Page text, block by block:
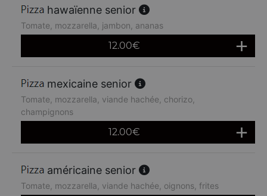
hawaïenne senior
Tomate, mozzarella, jambon, ananas
12.00€
mexicaine senior
Tomate, mozzarella, viande hachée, chorizo,
champignons
12.00€
américaine senior
Tomate, mozzarella, viande hachée, oignons, frites